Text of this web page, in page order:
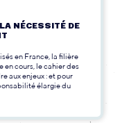
NÉCESSITÉ DE
en France, la filière
en cours, le cahier des
aux enjeux : et pour
élargie du